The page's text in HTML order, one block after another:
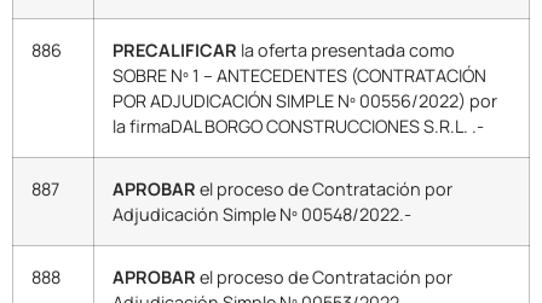
886 PRECALIFICAR la oferta presentada como
SOBRE Nº 1 – ANTECEDENTES (CONTRATACIÓN
POR ADJUDICACIÓN SIMPLE Nº 00556/2022) por
la firmaDAL BORGO CONSTRUCCIONES S.R.L. .-
887 APROBAR el proceso de Contratación por
Adjudicación Simple Nº 00548/2022.-
888 APROBAR el proceso de Contratación por